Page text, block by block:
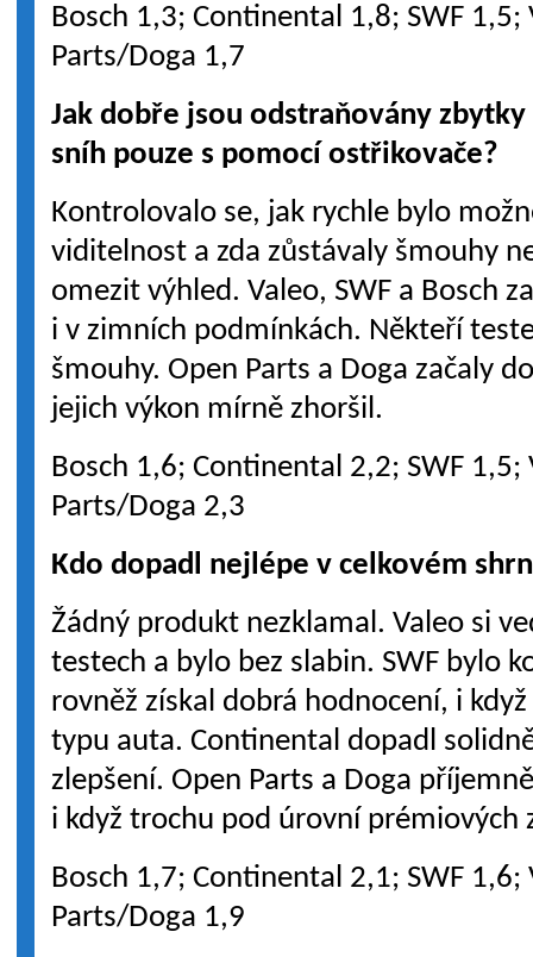
Bosch 1,3; Continental 1,8; SWF 1,5;
Parts/Doga 1,7
Jak dobře jsou odstraňovány
sníh pouze s pomocí ostřikovače?
Kontrolovalo se, jak rychle bylo
viditelnost a zda zůstávaly šmouhy
omezit výhled. Valeo, SWF a Bosch
i v zimních podmínkách. Někteří
šmouhy. Open Parts a Doga začaly
jejich výkon mírně zhoršil.
Bosch 1,6; Continental 2,2; SWF 1,5;
Parts/Doga 2,3
Kdo dopadl nejlépe v celkovém
Žádný produkt nezklamal. Valeo si
testech a bylo bez slabin. SWF bylo
rovněž získal dobrá hodnocení, i
typu auta. Continental dopadl
zlepšení. Open Parts a Doga
i když trochu pod úrovní prémiových
Bosch 1,7; Continental 2,1; SWF 1,6;
Parts/Doga 1,9